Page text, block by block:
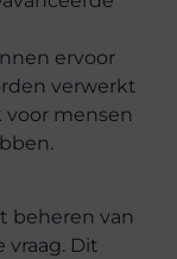
ervoor
verwerkt
voor mensen
beheren van
vraag. Dit